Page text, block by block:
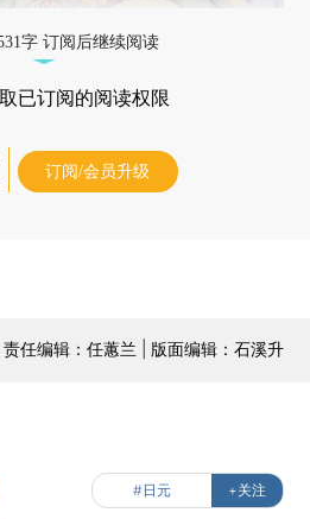
字 订阅后继续阅读
已订阅的阅读权限
订阅/会员升级
责任编辑：任蕙兰 | 版面编辑：石溪升
#日元 +关注